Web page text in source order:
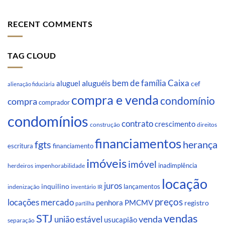
RECENT COMMENTS
TAG CLOUD
alienação fiduciária aluguel aluguéis bem de família Caixa cef
compra comprador compra e vendacondomínio
condomínios construção contratocrescimento direitos
escritura fgts financiamentofinanciamentosherança
herdeiros impenhorabilidade imóveisimóvel inadimplência
indenização inquilino inventário IR juros lançamentos locação
locações mercado partilha penhora PMCMV preços registro
separação STJ união estável usucapiãovendavendas